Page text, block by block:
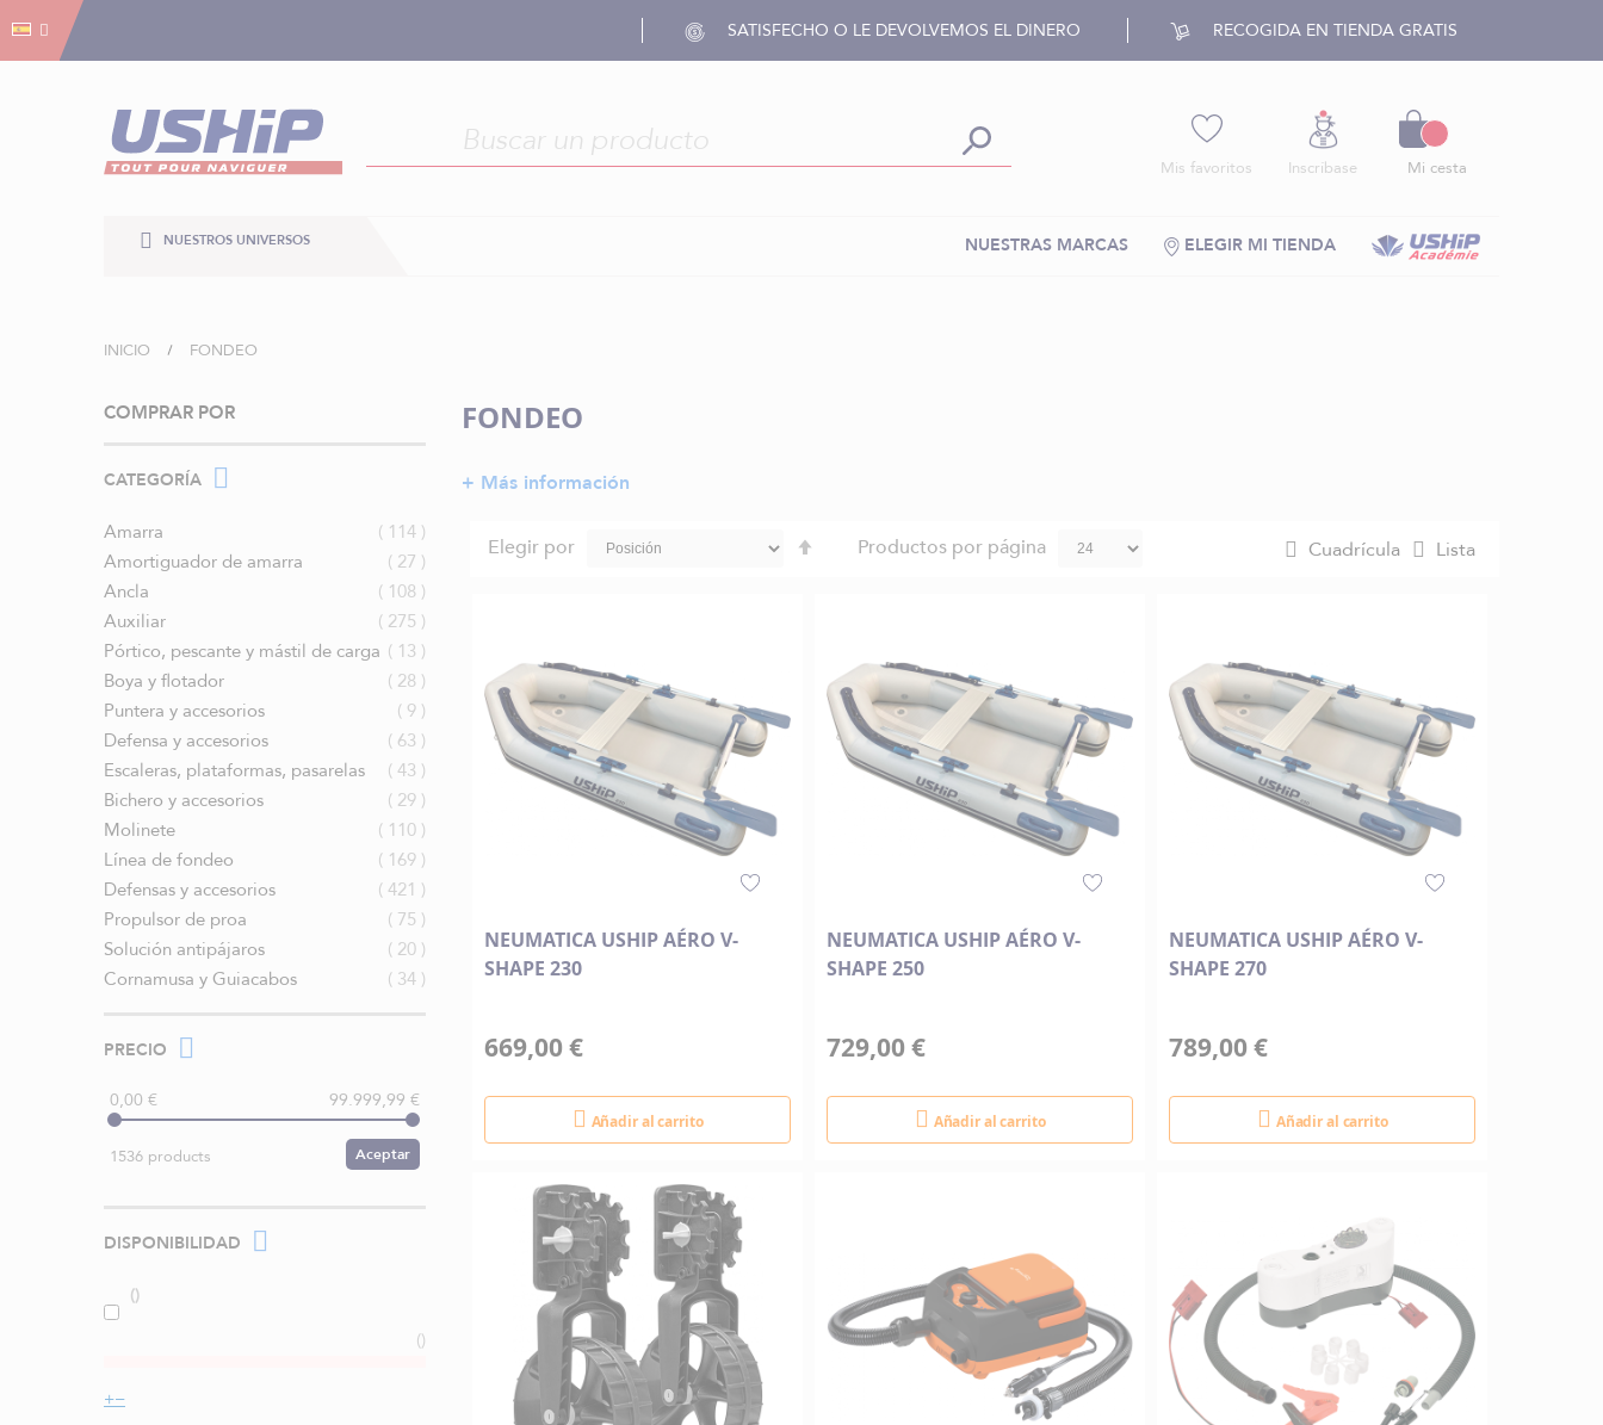
SATISFECHO O LE DEVOLVEMOS EL DINERO RECOGIDA EN TIENDA GRATIS
Mis favoritos Inscríbase Mi cesta
NUESTROS UNIVERSOS ELEGIR MI TIENDA
NUESTRAS MARCAS
INICIO FONDEO
FONDEO
+ Más información
Elegir por Productos por página Cuadrícula Lista
NEUMATICA USHIP AÉRO V-
SHAPE 230
669,00 €
Añadir al carrito
NEUMATICA USHIP AÉRO V-
SHAPE 250
729,00 €
Añadir al carrito
NEUMATICA USHIP AÉRO V-
SHAPE 270
789,00 €
Añadir al carrito
COMPRAR POR
CATEGORÍA
Amarra 114 artículos
Amortiguador de amarra
27 artículos
Ancla
108 artículos
Auxiliar
275 artículos
Pórtico, pescante y mástil de carga
13 artículos
Boya y flotador
28 artículos
Puntera y accesorios
9 artículos
Defensa y accesorios
63 artículos
Escaleras, plataformas, pasarelas
43 artículos
Bichero y accesorios
29 artículos
Molinete
110 artículos
Línea de fondeo
169 artículos
Defensas y accesorios
421 artículos
Propulsor de proa
75 artículos
Solución antipájaros
20 artículos
Cornamusa y Guiacabos
34 artículos
PRECIO
0,00 € 99.999,99 €
1536 products Aceptar
DISPONIBILIDAD
Gestión de cookies
Gestión de cookies